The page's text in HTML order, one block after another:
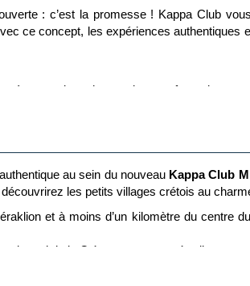
: c’est la promesse ! Kappa Club
ce concept, les expériences
pour leur charme, leur confort et leur
restauration, animation et découvertes pour
vos journées, permettant de vous
au sein du nouveau Kappa Club
les petits villages crétois au
et à moins d’un kilomètre du
du sud de la Crète, avec un accès direct et